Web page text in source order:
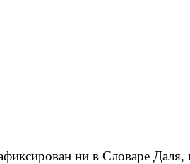
ни в Словаре